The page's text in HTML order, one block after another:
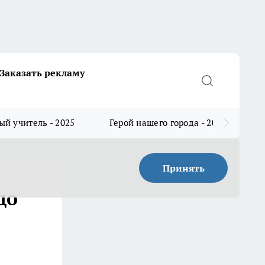
Заказать рекламу
учитель - 2025 Герой нашего города - 2025
Принять